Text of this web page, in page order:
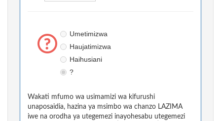
Umetimizwa
Haujatimizwa
Haihusiani
?
Wakati mfumo wa usimamizi wa kifurushi
unaposaidia, hazina ya msimbo wa chanzo LAZIMA
iwe na orodha ya utegemezi inayohesabu utegemezi